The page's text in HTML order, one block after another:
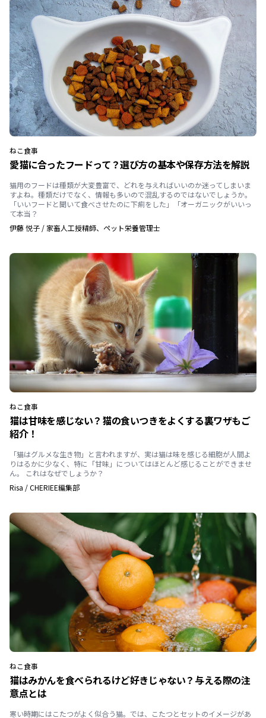
ねこ食事
愛猫に合ったフードって？選び方の基本や保存方法を解説
猫用のフードは種類が大変豊富で、どれを与えればいいのか迷ってしまいま
すよね。種類だけでなく、情報も多いので混乱するのではないでしょうか。
「いいフードと聞いて食べさせたのに下痢をした」「オーガニックがいいっ
て本当？
伊藤 悦子 / 家畜人工授精師、ペット栄養管理士
ねこ食事
猫は甘味を感じない？猫の食いつきをよくする裏ワザもご
紹介！
「猫はグルメな生き物」と言われますが、実は猫は味を感じる細胞が人間よ
りはるかに少なく、特に「甘味」についてはほとんど感じることができませ
ん。 これはなぜでしょうか？
Risa /CHERIEE編集部
ねこ食事
猫はみかんを食べられるけど好きじゃない？与える際の注
意点とは
寒い時期にはこたつがよく似合う猫。では、こたつとセットのイメージがあ